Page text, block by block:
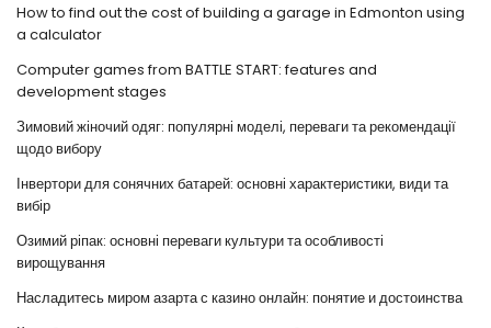
How to find out the cost of building a garage in Edmonton using
a calculator
Computer games from BATTLE START: features and
development stages
Зимовий жіночий одяг: популярні моделі, переваги та рекомендації
щодо вибору
Інвертори для сонячних батарей: основні характеристики, види та
вибір
Озимий ріпак: основні переваги культури та особливості
вирощування
Насладитесь миром азарта с казино онлайн: понятие и достоинства